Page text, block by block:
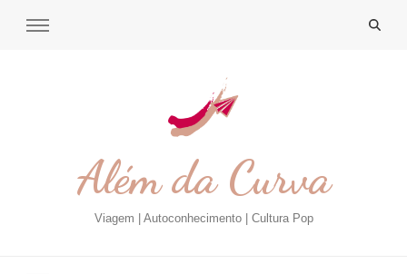
Além da Curva
Viagem | Autoconhecimento | Cultura Pop